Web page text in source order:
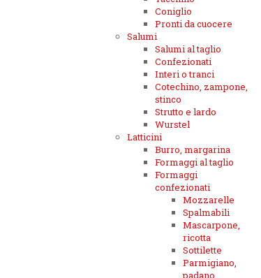
Coniglio
Pronti da cuocere
Salumi
Salumi al taglio
Confezionati
Interi o tranci
Cotechino, zampone,
stinco
Strutto e lardo
Wurstel
Latticini
Burro, margarina
Formaggi al taglio
Formaggi
confezionati
Mozzarelle
Spalmabili
Mascarpone,
ricotta
Sottilette
Parmigiano,
padano